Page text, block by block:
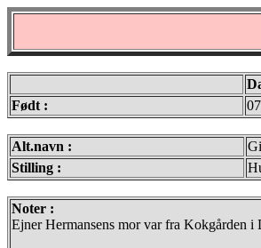
Født :
Alt.navn :
Stilling :
Noter :
Ejner Hermansens mor var fra Kokgården i